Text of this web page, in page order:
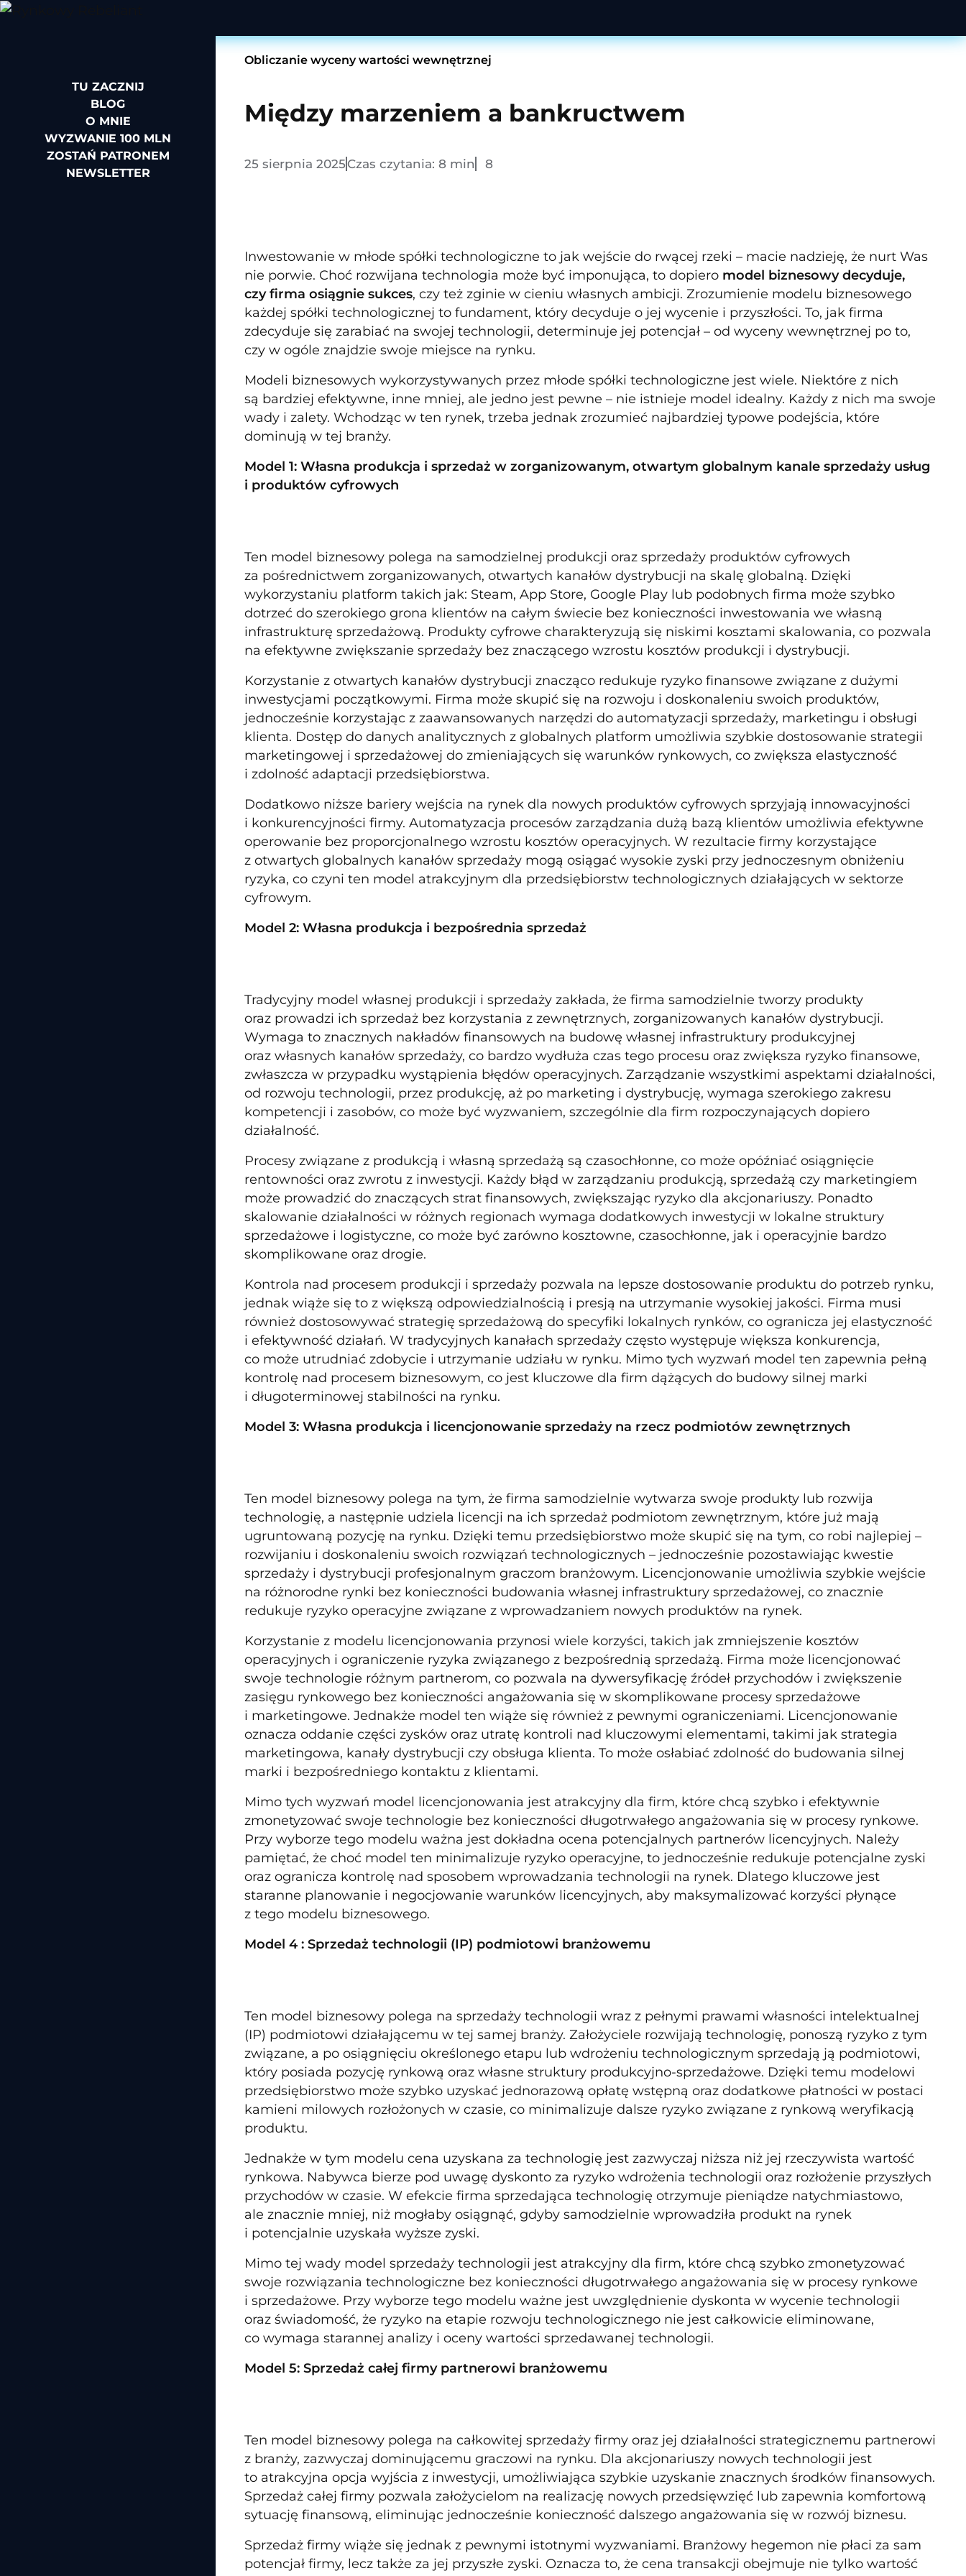
TU ZACZNIJ
BLOG
O MNIE
WYZWANIE 100 MLN
ZOSTAŃ PATRONEM
NEWSLETTER
Obliczanie wyceny wartości wewnętrznej
Między marzeniem a bankructwem
25 sierpnia 2025 Czas czytania: 8 min 8
Inwestowanie w młode spółki technologiczne to jak wejście do rwącej rzeki – macie nadzieję, że nurt Was
nie porwie. Choć rozwijana technologia może być imponująca, to dopiero model biznesowy decyduje,
czy firma osiągnie sukces, czy też zginie w cieniu własnych ambicji. Zrozumienie modelu biznesowego
każdej spółki technologicznej to fundament, który decyduje o jej wycenie i przyszłości. To, jak firma
zdecyduje się zarabiać na swojej technologii, determinuje jej potencjał – od wyceny wewnętrznej po to,
czy w ogóle znajdzie swoje miejsce na rynku.
Modeli biznesowych wykorzystywanych przez młode spółki technologiczne jest wiele. Niektóre z nich
są bardziej efektywne, inne mniej, ale jedno jest pewne – nie istnieje model idealny. Każdy z nich ma swoje
wady i zalety. Wchodząc w ten rynek, trzeba jednak zrozumieć najbardziej typowe podejścia, które
dominują w tej branży.
Model 1: Własna produkcja i sprzedaż w zorganizowanym, otwartym globalnym kanale sprzedaży usług
i produktów cyfrowych
Ten model biznesowy polega na samodzielnej produkcji oraz sprzedaży produktów cyfrowych
za pośrednictwem zorganizowanych, otwartych kanałów dystrybucji na skalę globalną. Dzięki
wykorzystaniu platform takich jak: Steam, App Store, Google Play lub podobnych firma może szybko
dotrzeć do szerokiego grona klientów na całym świecie bez konieczności inwestowania we własną
infrastrukturę sprzedażową. Produkty cyfrowe charakteryzują się niskimi kosztami skalowania, co pozwala
na efektywne zwiększanie sprzedaży bez znaczącego wzrostu kosztów produkcji i dystrybucji.
Korzystanie z otwartych kanałów dystrybucji znacząco redukuje ryzyko finansowe związane z dużymi
inwestycjami początkowymi. Firma może skupić się na rozwoju i doskonaleniu swoich produktów,
jednocześnie korzystając z zaawansowanych narzędzi do automatyzacji sprzedaży, marketingu i obsługi
klienta. Dostęp do danych analitycznych z globalnych platform umożliwia szybkie dostosowanie strategii
marketingowej i sprzedażowej do zmieniających się warunków rynkowych, co zwiększa elastyczność
i zdolność adaptacji przedsiębiorstwa.
Dodatkowo niższe bariery wejścia na rynek dla nowych produktów cyfrowych sprzyjają innowacyjności
i konkurencyjności firmy. Automatyzacja procesów zarządzania dużą bazą klientów umożliwia efektywne
operowanie bez proporcjonalnego wzrostu kosztów operacyjnych. W rezultacie firmy korzystające
z otwartych globalnych kanałów sprzedaży mogą osiągać wysokie zyski przy jednoczesnym obniżeniu
ryzyka, co czyni ten model atrakcyjnym dla przedsiębiorstw technologicznych działających w sektorze
cyfrowym.
Model 2: Własna produkcja i bezpośrednia sprzedaż
Tradycyjny model własnej produkcji i sprzedaży zakłada, że firma samodzielnie tworzy produkty
oraz prowadzi ich sprzedaż bez korzystania z zewnętrznych, zorganizowanych kanałów dystrybucji.
Wymaga to znacznych nakładów finansowych na budowę własnej infrastruktury produkcyjnej
oraz własnych kanałów sprzedaży, co bardzo wydłuża czas tego procesu oraz zwiększa ryzyko finansowe,
zwłaszcza w przypadku wystąpienia błędów operacyjnych. Zarządzanie wszystkimi aspektami działalności,
od rozwoju technologii, przez produkcję, aż po marketing i dystrybucję, wymaga szerokiego zakresu
kompetencji i zasobów, co może być wyzwaniem, szczególnie dla firm rozpoczynających dopiero
działalność.
Procesy związane z produkcją i własną sprzedażą są czasochłonne, co może opóźniać osiągnięcie
rentowności oraz zwrotu z inwestycji. Każdy błąd w zarządzaniu produkcją, sprzedażą czy marketingiem
może prowadzić do znaczących strat finansowych, zwiększając ryzyko dla akcjonariuszy. Ponadto
skalowanie działalności w różnych regionach wymaga dodatkowych inwestycji w lokalne struktury
sprzedażowe i logistyczne, co może być zarówno kosztowne, czasochłonne, jak i operacyjnie bardzo
skomplikowane oraz drogie.
Kontrola nad procesem produkcji i sprzedaży pozwala na lepsze dostosowanie produktu do potrzeb rynku,
jednak wiąże się to z większą odpowiedzialnością i presją na utrzymanie wysokiej jakości. Firma musi
również dostosowywać strategię sprzedażową do specyfiki lokalnych rynków, co ogranicza jej elastyczność
i efektywność działań. W tradycyjnych kanałach sprzedaży często występuje większa konkurencja,
co może utrudniać zdobycie i utrzymanie udziału w rynku. Mimo tych wyzwań model ten zapewnia pełną
kontrolę nad procesem biznesowym, co jest kluczowe dla firm dążących do budowy silnej marki
i długoterminowej stabilności na rynku.
Model 3: Własna produkcja i licencjonowanie sprzedaży na rzecz podmiotów zewnętrznych
Ten model biznesowy polega na tym, że firma samodzielnie wytwarza swoje produkty lub rozwija
technologię, a następnie udziela licencji na ich sprzedaż podmiotom zewnętrznym, które już mają
ugruntowaną pozycję na rynku. Dzięki temu przedsiębiorstwo może skupić się na tym, co robi najlepiej –
rozwijaniu i doskonaleniu swoich rozwiązań technologicznych – jednocześnie pozostawiając kwestie
sprzedaży i dystrybucji profesjonalnym graczom branżowym. Licencjonowanie umożliwia szybkie wejście
na różnorodne rynki bez konieczności budowania własnej infrastruktury sprzedażowej, co znacznie
redukuje ryzyko operacyjne związane z wprowadzaniem nowych produktów na rynek.
Korzystanie z modelu licencjonowania przynosi wiele korzyści, takich jak zmniejszenie kosztów
operacyjnych i ograniczenie ryzyka związanego z bezpośrednią sprzedażą. Firma może licencjonować
swoje technologie różnym partnerom, co pozwala na dywersyfikację źródeł przychodów i zwiększenie
zasięgu rynkowego bez konieczności angażowania się w skomplikowane procesy sprzedażowe
i marketingowe. Jednakże model ten wiąże się również z pewnymi ograniczeniami. Licencjonowanie
oznacza oddanie części zysków oraz utratę kontroli nad kluczowymi elementami, takimi jak strategia
marketingowa, kanały dystrybucji czy obsługa klienta. To może osłabiać zdolność do budowania silnej
marki i bezpośredniego kontaktu z klientami.
Mimo tych wyzwań model licencjonowania jest atrakcyjny dla firm, które chcą szybko i efektywnie
zmonetyzować swoje technologie bez konieczności długotrwałego angażowania się w procesy rynkowe.
Przy wyborze tego modelu ważna jest dokładna ocena potencjalnych partnerów licencyjnych. Należy
pamiętać, że choć model ten minimalizuje ryzyko operacyjne, to jednocześnie redukuje potencjalne zyski
oraz ogranicza kontrolę nad sposobem wprowadzania technologii na rynek. Dlatego kluczowe jest
staranne planowanie i negocjowanie warunków licencyjnych, aby maksymalizować korzyści płynące
z tego modelu biznesowego.
Model 4 : Sprzedaż technologii (IP) podmiotowi branżowemu
Ten model biznesowy polega na sprzedaży technologii wraz z pełnymi prawami własności intelektualnej
(IP) podmiotowi działającemu w tej samej branży. Założyciele rozwijają technologię, ponoszą ryzyko z tym
związane, a po osiągnięciu określonego etapu lub wdrożeniu technologicznym sprzedają ją podmiotowi,
który posiada pozycję rynkową oraz własne struktury produkcyjno-sprzedażowe. Dzięki temu modelowi
przedsiębiorstwo może szybko uzyskać jednorazową opłatę wstępną oraz dodatkowe płatności w postaci
kamieni milowych rozłożonych w czasie, co minimalizuje dalsze ryzyko związane z rynkową weryfikacją
produktu.
Jednakże w tym modelu cena uzyskana za technologię jest zazwyczaj niższa niż jej rzeczywista wartość
rynkowa. Nabywca bierze pod uwagę dyskonto za ryzyko wdrożenia technologii oraz rozłożenie przyszłych
przychodów w czasie. W efekcie firma sprzedająca technologię otrzymuje pieniądze natychmiastowo,
ale znacznie mniej, niż mogłaby osiągnąć, gdyby samodzielnie wprowadziła produkt na rynek
i potencjalnie uzyskała wyższe zyski.
Mimo tej wady model sprzedaży technologii jest atrakcyjny dla firm, które chcą szybko zmonetyzować
swoje rozwiązania technologiczne bez konieczności długotrwałego angażowania się w procesy rynkowe
i sprzedażowe. Przy wyborze tego modelu ważne jest uwzględnienie dyskonta w wycenie technologii
oraz świadomość, że ryzyko na etapie rozwoju technologicznego nie jest całkowicie eliminowane,
co wymaga starannej analizy i oceny wartości sprzedawanej technologii.
Model 5: Sprzedaż całej firmy partnerowi branżowemu
Ten model biznesowy polega na całkowitej sprzedaży firmy oraz jej działalności strategicznemu partnerowi
z branży, zazwyczaj dominującemu graczowi na rynku. Dla akcjonariuszy nowych technologii jest
to atrakcyjna opcja wyjścia z inwestycji, umożliwiająca szybkie uzyskanie znacznych środków finansowych.
Sprzedaż całej firmy pozwala założycielom na realizację nowych przedsięwzięć lub zapewnia komfortową
sytuację finansową, eliminując jednocześnie konieczność dalszego angażowania się w rozwój biznesu.
Sprzedaż firmy wiąże się jednak z pewnymi istotnymi wyzwaniami. Branżowy hegemon nie płaci za sam
potencjał firmy, lecz także za jej przyszłe zyski. Oznacza to, że cena transakcji obejmuje nie tylko wartość